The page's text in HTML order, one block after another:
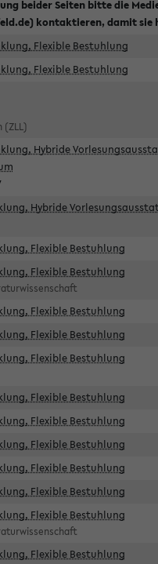
beider Seiten bitte die
kontaktieren, damit sie
Flexible Bestuhlung
Flexible Bestuhlung
(ZLL)
Hybride
Hybride
Flexible Bestuhlung
Flexible Bestuhlung
Flexible Bestuhlung
Flexible Bestuhlung
Flexible Bestuhlung
Flexible Bestuhlung
Flexible Bestuhlung
Flexible Bestuhlung
Flexible Bestuhlung
Flexible Bestuhlung
Flexible Bestuhlung
Flexible Bestuhlung